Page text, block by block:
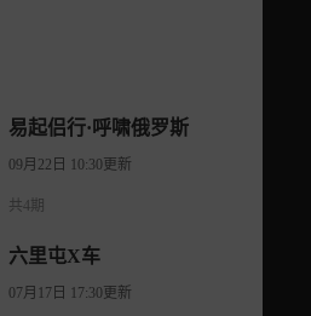
易起侣行·呼啸俄罗斯
09月22日 10:30更新
共4期
六里屯X车
07月17日 17:30更新